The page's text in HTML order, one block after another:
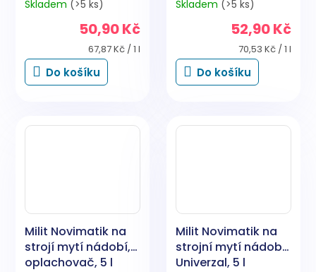
Skladem (>5 ks)
50,90 Kč
Měrná
cena:
67,87 Kč / 1 l
Do košíku
Skladem (>5 ks)
52,90 Kč
Měrná
cena:
70,53 Kč / 1 l
Do košíku
Milit Novimatik na
strojí mytí nádobí,
oplachovač, 5 l
Milit Novimatik na
strojní mytí nádobí
Univerzal, 5 l